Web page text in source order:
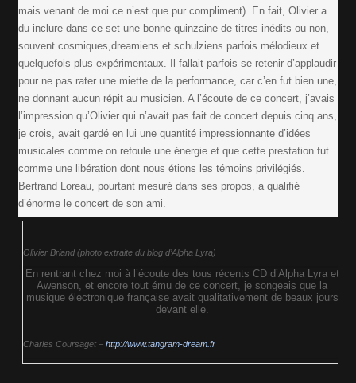
mais venant de moi ce n’est que pur compliment). En fait, Olivier a
du inclure dans ce set une bonne quinzaine de titres inédits ou non,
souvent cosmiques,dreamiens et schulziens parfois mélodieux et
quelquefois plus expérimentaux. Il fallait parfois se retenir d’applaudir
pour ne pas rater une miette de la performance, car c’en fut bien une,
ne donnant aucun répit au musicien. A l’écoute de ce concert, j’avais
l’impression qu’Olivier qui n’avait pas fait de concert depuis cinq ans,
je crois, avait gardé en lui une quantité impressionnante d’idées
musicales comme on refoule une énergie et que cette prestation fut
comme une libération dont nous étions les témoins privilégiés.
Bertrand Loreau, pourtant mesuré dans ses propos, a qualifié
d’énorme le concert de son ami.
Olivier Briand (photo extraite du blog d’Alpha Lyra)
En rentrant chez moi à l’écoute des tous récents CD d’Alpha Lyra et
Awenson, et encore tout ému de ce concert, je songeais que la
musique électronique française avait qualitativement de beaux jours
devant elle.
Charles Coursaget – http://www.tangram-dream.fr